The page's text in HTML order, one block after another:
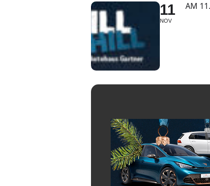
11
NOV
AM